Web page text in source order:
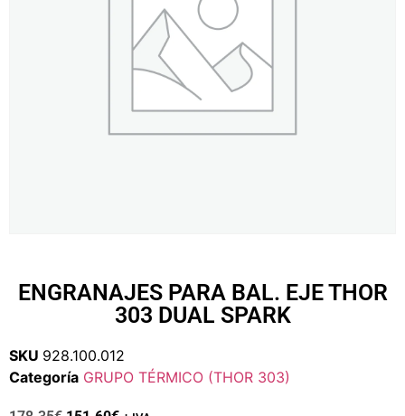
ENGRANAJES PARA BAL. EJE THOR
303 DUAL SPARK
SKU 928.100.012
Categoría GRUPO TÉRMICO (THOR 303)